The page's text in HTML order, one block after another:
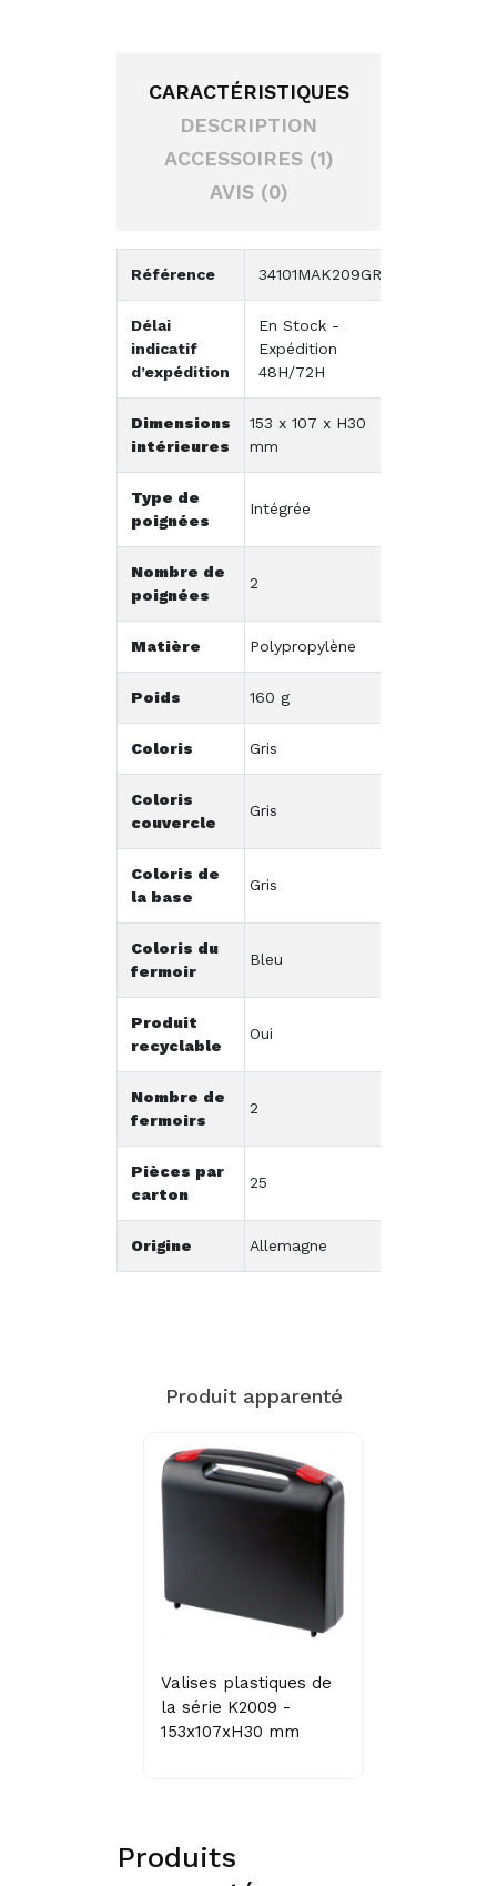
CARACTÉRISTIQUES
DESCRIPTION
ACCESSOIRES (1)
AVIS (0)
Référence 34101MAK209GR
Délai
indicatif
d’expédition
En Stock -
Expédition
48H/72H
Dimensions
intérieures
153 x 107 x H30
mm
Type de
poignées
Intégrée
Nombre de
poignées
2
Matière Polypropylène
Poids 160 g
Coloris Gris
Coloris
couvercle
Gris
Coloris de
la base
Gris
Coloris du
fermoir
Bleu
Produit
recyclable
Oui
Nombre de
fermoirs
2
Pièces par
carton
25
Origine Allemagne
Produit apparenté
Valises plastiques de
la série K2009 -
153x107xH30 mm
Produits